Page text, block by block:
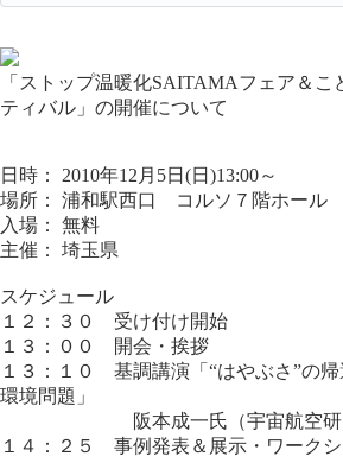
「ストップ温暖化SAITAMAフェア＆こ
ティバル」の開催について
日時： 2010年12月5日(日)13:00～
場所： 浦和駅西口 コルソ７階ホール
入場： 無料
主催： 埼玉県
スケジュール
１２：３０ 受け付け開始
１３：００ 開会・挨拶
１３：１０ 基調講演「“はやぶさ”の
環境問題」
阪本成一氏（宇宙航空研究
１４：２５ 事例発表＆展示・ワーク